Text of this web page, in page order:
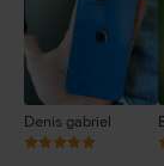
Denis gabriel